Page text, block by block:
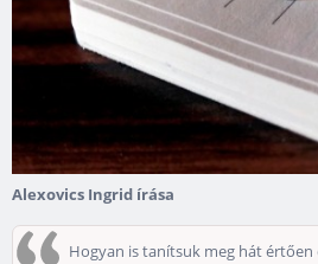
Alexovics Ingrid írása
Hogyan is tanítsuk meg hát